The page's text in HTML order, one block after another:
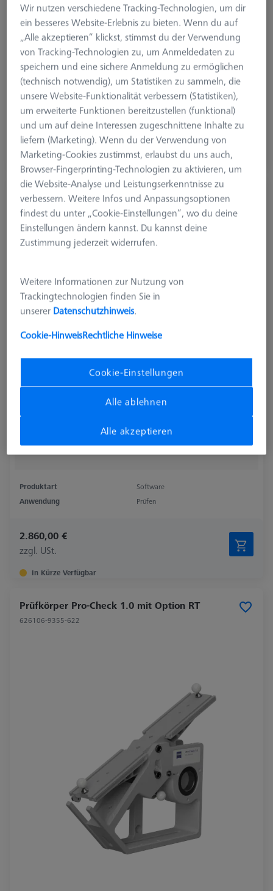
Produktart
Kalibrierung
Anwendung
Kalibrieren
1.965,00 €
zzgl. USt.
Längere Lieferzeit
CALYPSO KMG-RT-Check, BasLic, PC
626001-0230-020
Produktart
Software
Anwendung
Prüfen
2.860,00 €
zzgl. USt.
In Kürze Verfügbar
Prüfkörper Pro-Check 1.0 mit Option RT
626106-9355-622
Wir nutzen verschiedene Tracking-Technologien, um dir
ein besseres Website-Erlebnis zu bieten. Wenn du auf
„Alle akzeptieren“ klickst, stimmst du der Verwendung
von Tracking-Technologien zu, um Anmeldedaten zu
speichern und eine sichere Anmeldung zu ermöglichen
(technisch notwendig), um Statistiken zu sammeln, die
unsere Website-Funktionalität verbessern (Statistiken),
um erweiterte Funktionen bereitzustellen (funktional)
und um auf deine Interessen zugeschnittene Inhalte zu
liefern (Marketing). Wenn du der Verwendung von
Marketing-Cookies zustimmst, erlaubst du uns auch,
Browser-Fingerprinting-Technologien zu aktivieren, um
die Website-Analyse und Leistungserkenntnisse zu
verbessern. Weitere Infos und Anpassungsoptionen
findest du unter „Cookie-Einstellungen“, wo du deine
Einstellungen ändern kannst. Du kannst deine
Zustimmung jederzeit widerrufen.
Weitere Informationen zur Nutzung von
Trackingtechnologien finden Sie in
unserer Datenschutzhinweis.
Cookie-HinweisRechtliche Hinweise
Cookie-Einstellungen
Alle ablehnen
Alle akzeptieren